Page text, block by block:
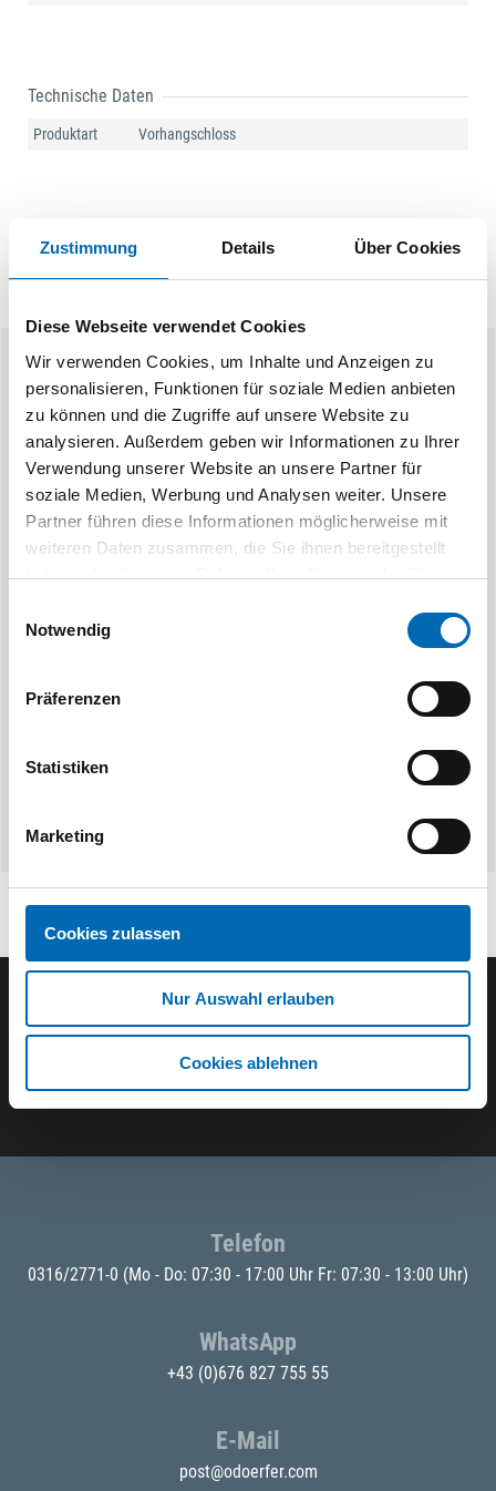
Zustimmung Details Über Cookies
Diese Webseite verwendet Cookies
Wir verwenden Cookies, um Inhalte und Anzeigen zu
personalisieren, Funktionen für soziale Medien anbieten
zu können und die Zugriffe auf unsere Website zu
analysieren. Außerdem geben wir Informationen zu Ihrer
Verwendung unserer Website an unsere Partner für
soziale Medien, Werbung und Analysen weiter. Unsere
Partner führen diese Informationen möglicherweise mit
weiteren Daten zusammen, die Sie ihnen bereitgestellt
haben oder die sie im Rahmen Ihrer Nutzung der Dienste
Notwendig
Präferenzen
Statistiken
Marketing
Cookies zulassen
Nur Auswahl erlauben
Cookies ablehnen
Technische Daten
Produktart Vorhangschloss
Ähnliche Produkte
Der ODÖRFER Newsletter
Telefon
0316/2771-0 (Mo - Do: 07:30 - 17:00 Uhr Fr: 07:30 - 13:00 Uhr)
WhatsApp
+43 (0)676 827 755 55
E-Mail
post@odoerfer.com